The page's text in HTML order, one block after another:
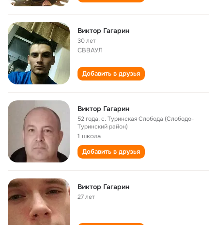
Виктор Гагарин
30 лет
СВВАУЛ
Добавить в друзья
Виктор Гагарин
52 года,с. Туринская Слобода (Слободо-
Туринский район)
1 школа
Добавить в друзья
Виктор Гагарин
27 лет